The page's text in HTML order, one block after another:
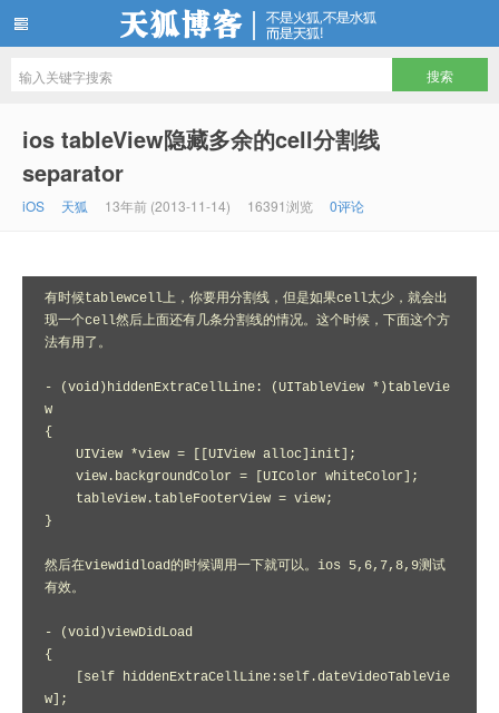
ios tableView隐藏多余的cell分割线
separator
iOS 天狐 13年前 (2013-11-14) 16391浏览 0评论
有时候tablewcell上，你要用分割线，但是如果cell太少，就会出
现一个cell然后上面还有几条分割线的情况。这个时候，下面这个方
法有用了。
- (void)hiddenExtraCellLine: (UITableView *)tableVie
w
{
}
然后在viewdidload的时候调用一下就可以。ios 5,6,7,8,9测试
有效。
- (void)viewDidLoad
{
w];